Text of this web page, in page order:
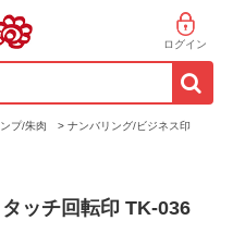
ログイン
プ/朱肉 > ナンバリング/ビジネス印
ッチ回転印 TK-036